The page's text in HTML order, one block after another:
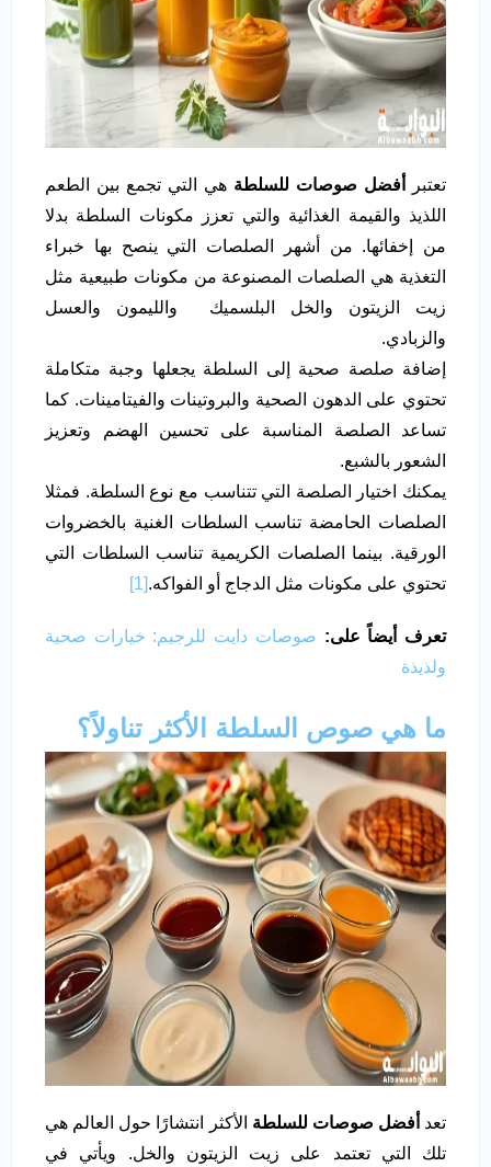
تعتبر أفضل صوصات للسلطة هي التي تجمع بين الطعم
اللذيذ والقيمة الغذائية والتي تعزز مكونات السلطة بدلا
من إخفائها. من أشهر الصلصات التي ينصح بها خبراء
التغذية هي الصلصات المصنوعة من مكونات طبيعية مثل
زيت الزيتون والخل البلسميك والليمون والعسل
والزبادي.
إضافة صلصة صحية إلى السلطة يجعلها وجبة متكاملة
تحتوي على الدهون الصحية والبروتينات والفيتامينات. كما
تساعد الصلصة المناسبة على تحسين الهضم وتعزيز
الشعور بالشبع.
يمكنك اختيار الصلصة التي تتناسب مع نوع السلطة. فمثلا
الصلصات الحامضة تناسب السلطات الغنية بالخضروات
الورقية. بينما الصلصات الكريمية تناسب السلطات التي
تحتوي على مكونات مثل الدجاج أو الفواكه.[1]
تعرف أيضاً على: صوصات دايت للرجيم: خيارات صحية
ولذيذة
ما هي صوص السلطة الأكثر تناولاً؟
تعد أفضل صوصات للسلطة الأكثر انتشارًا حول العالم هي
تلك التي تعتمد على زيت الزيتون والخل. ويأتي في